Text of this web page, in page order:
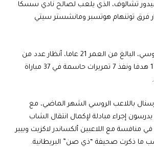
تشالوف، الذي يلعب لصالح نادي سسكا
فرق توتنهام هوتسبر ومانشستر سيتي
ولفت اللاعب البالغ الروسي، البالغ من العمر 21 عاما، أنظار عدد من
الأندية بعد أن سجل 17 هدفا ونفذ 7 تمريرات حاسمة في 37 مباراة
باللاعب الروسي الشهر الماضي، مع
إجراء مبادلة لإكمال انتقال الشاب
منافسة مع اللاعبين ألكساندر لاكزيت وبيير
ما ذكرت صحيفة “ذي صن” البريطانية.